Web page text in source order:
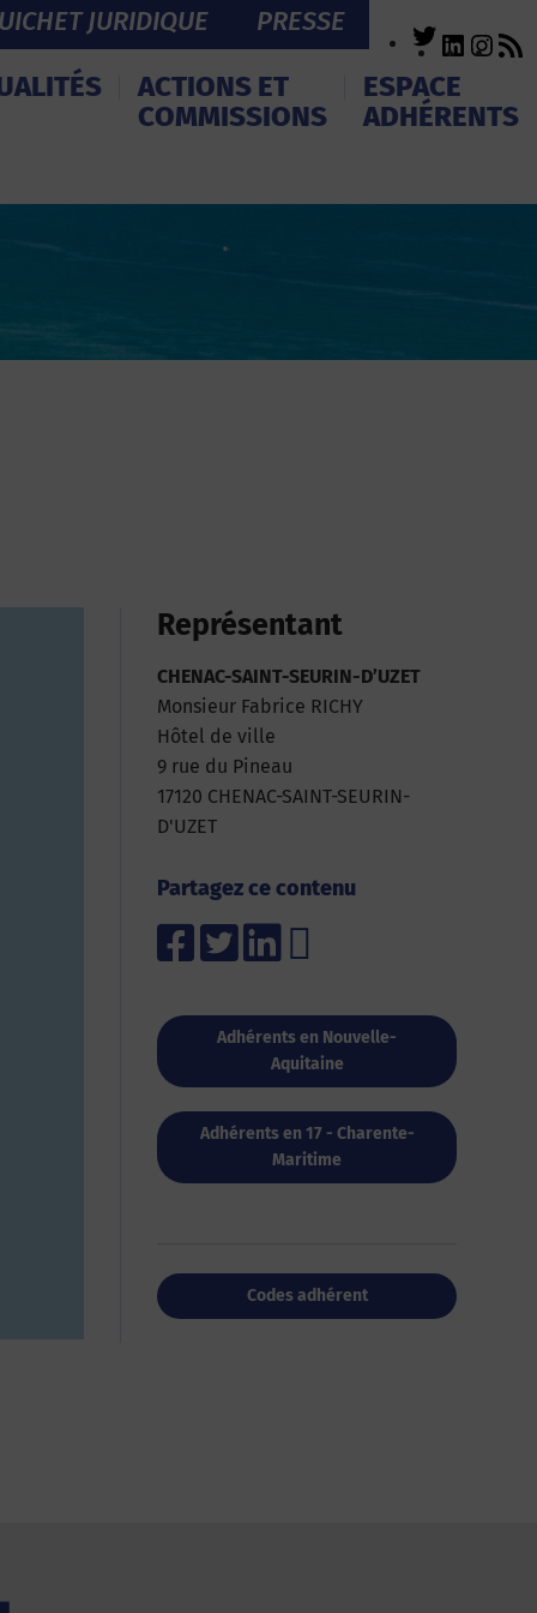
JURIDIQUE PRESSE Twitter
ACTIONS ET
COMMISSIONS
ESPACE
ADHÉRENTS
Représentant
CHENAC-SAINT-SEURIN-D’UZET
Monsieur Fabrice RICHY
Hôtel de ville
9 rue du Pineau
17120 CHENAC-SAINT-SEURIN-
D'UZET
Partagez ce contenu
Adhérents en Nouvelle-
Aquitaine
Adhérents en 17 - Charente-
Maritime
Codes adhérent